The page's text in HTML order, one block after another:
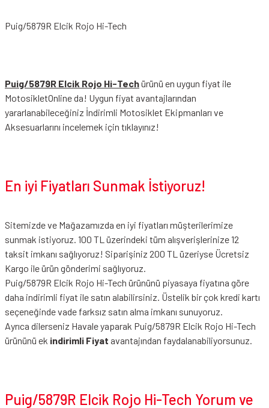
Puig/5879R Elcik Rojo Hi-Tech
Puig/5879R Elcik Rojo Hi-Techürünü en uygun fiyat ile
MotosikletOnline da! Uygun fiyat avantajlarından
yararlanabileceğiniz İndirimli Motosiklet Ekipmanları ve
Aksesuarlarını incelemek için tıklayınız!
En iyi Fiyatları Sunmak İstiyoruz!
Sitemizde ve Mağazamızda en iyi fiyatları müşterilerimize
sunmak istiyoruz. 100 TL üzerindeki tüm alışverişlerinize 12
taksit imkanı sağlıyoruz! Siparişiniz 200 TL üzeriyse Ücretsiz
Kargo ile ürün gönderimi sağlıyoruz.
Puig/5879R Elcik Rojo Hi-Tech ürününü piyasaya fiyatına göre
daha indirimli fiyat ile satın alabilirsiniz. Üstelik bir çok kredi kartı
seçeneğinde vade farksız satın alma imkanı sunuyoruz.
Ayrıca dilerseniz Havale yaparak Puig/5879R Elcik Rojo Hi-Tech
ürününü ek indirimli Fiyat avantajından faydalanabiliyorsunuz.
Puig/5879R Elcik Rojo Hi-Tech Yorum ve